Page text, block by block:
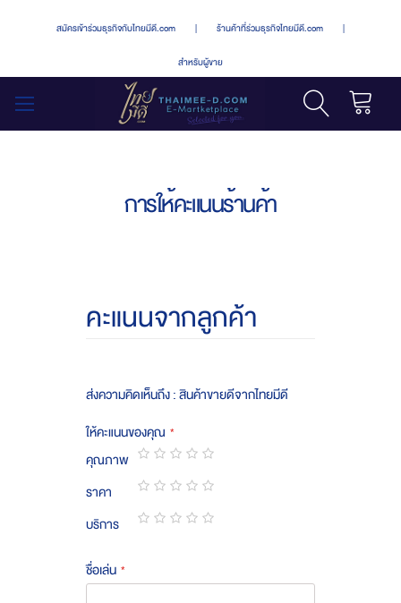
สมัครเข้าร่วมธุรกิจกับไทยมีดี.com | ร้านค้าที่ร่วมธุรกิจไทยมีดี.com |
สำหรับผู้ขาย
การให้คะแนนร้านค้า
คะแนนจากลูกค้า
ส่งความคิดเห็นถึง : สินค้าขายดีจากไทยมีดี
ให้คะแนนของคุณ
คุณภาพ
1
star
2
stars
3
stars
4
stars
5
stars
ราคา
1
star
2
stars
3
stars
4
stars
5
stars
บริการ
ชื่อเล่น